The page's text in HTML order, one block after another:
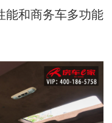
能和商务车多功能